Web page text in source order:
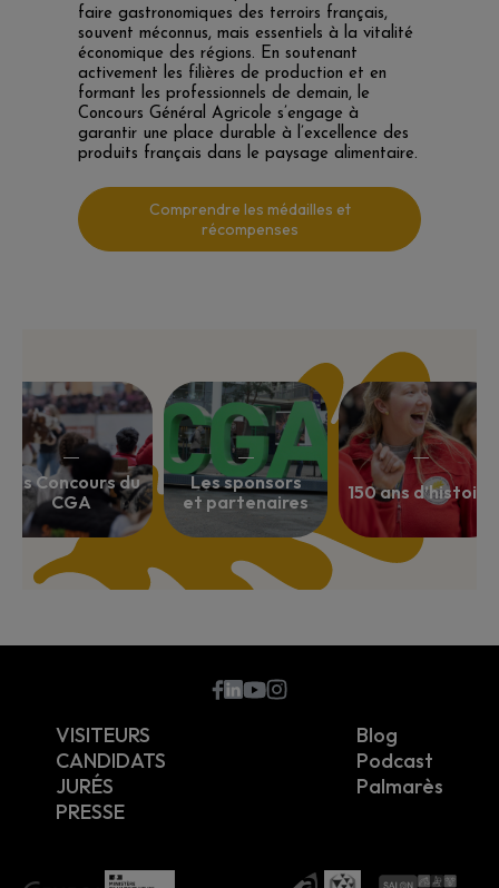
faire gastronomiques des terroirs français,
souvent méconnus, mais essentiels à la vitalité
économique des régions. En soutenant
activement les filières de production et en
formant les professionnels de demain, le
Concours Général Agricole s’engage à
garantir une place durable à l’excellence des
produits français dans le paysage alimentaire.
Comprendre les médailles et
récompenses
Les Concours du
CGA
Les sponsors
et partenaires
150 ans d’histoire
VISITEURS
CANDIDATS
JURÉS
PRESSE
Blog
Podcast
Palmarès